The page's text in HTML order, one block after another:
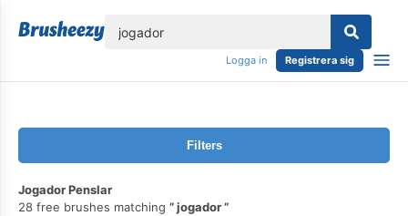
Logga in Registrera sig
Filters
Jogador Penslar
28 free brushes matching
jogador